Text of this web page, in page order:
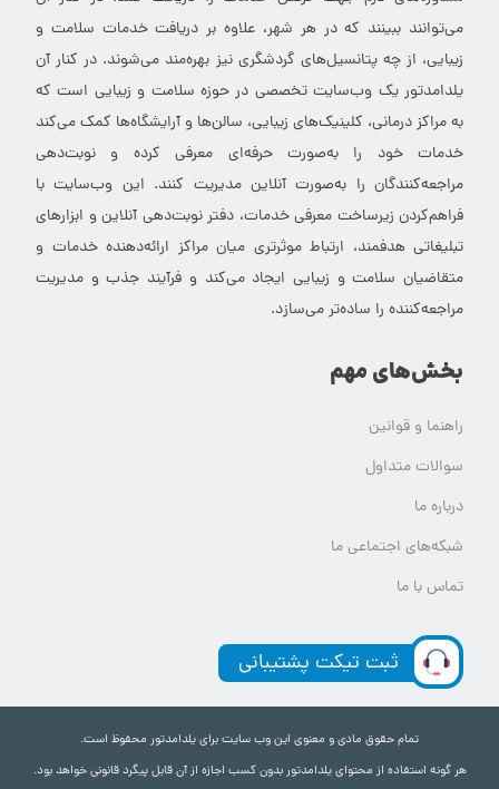
می‌توانند ببینند که در هر شهر، علاوه بر دریافت خدمات سلامت و
زیبایی، از چه پتانسیل‌های گردشگری نیز بهره‌مند می‌شوند. در کنار آن
یلدامدتور یک وب‌سایت تخصصی در حوزه سلامت و زیبایی است که
به مراکز درمانی، کلینیک‌های زیبایی، سالن‌ها و آرایشگاه‌ها کمک می‌کند
خدمات خود را به‌صورت حرفه‌ای معرفی کرده و نوبت‌دهی
مراجعه‌کنندگان را به‌صورت آنلاین مدیریت کنند. این وب‌سایت با
فراهم‌کردن زیرساخت معرفی خدمات، دفتر نوبت‌دهی آنلاین و ابزارهای
تبلیغاتی هدفمند، ارتباط موثرتری میان مراکز ارائه‌دهنده خدمات و
متقاضیان سلامت و زیبایی ایجاد می‌کند و فرآیند جذب و مدیریت
مراجعه‌کننده را ساده‌تر می‌سازد.
بخش‌های مهم
راهنما و قوانین
سوالات متداول
درباره ما
شبکه‌های اجتماعی ما
تماس با ما
ثبت تیکت پشتیبانی
تمام حقوق مادی و معنوی این وب سایت برای یلدامدتور محفوظ است.
هر گونه استفاده از محتوای یلدامدتور بدون کسب اجازه از آن قابل پیگرد قانونی خواهد بود.